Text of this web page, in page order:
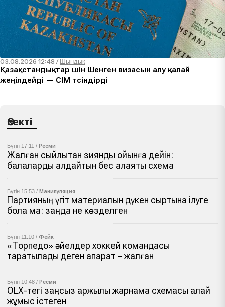
03.08.2026 12:48/ Шындық
Қазақстандықтар үшін Шенген визасын алу қалай
жеңілдейді — СІМ түсіндірді
Өзекті
Бүгін 17:11 / Ресми
Жалған сыйлықтан зиянды ойынға дейін:
балаларды алдайтын бес алаяқтық схема
Бүгін 15:53 / Манипуляция
Партияның үгіт материалын дүкен сыртына ілуге
бола ма: заңда не көзделген
Бүгін 11:10 / Фейк
«Торпедо» әйелдер хоккей командасы
таратылады деген ақпарат – жалған
Бүгін 10:48 / Ресми
OLX-тегі заңсыз қаржылық жарнама схемасы қалай
жұмыс істеген